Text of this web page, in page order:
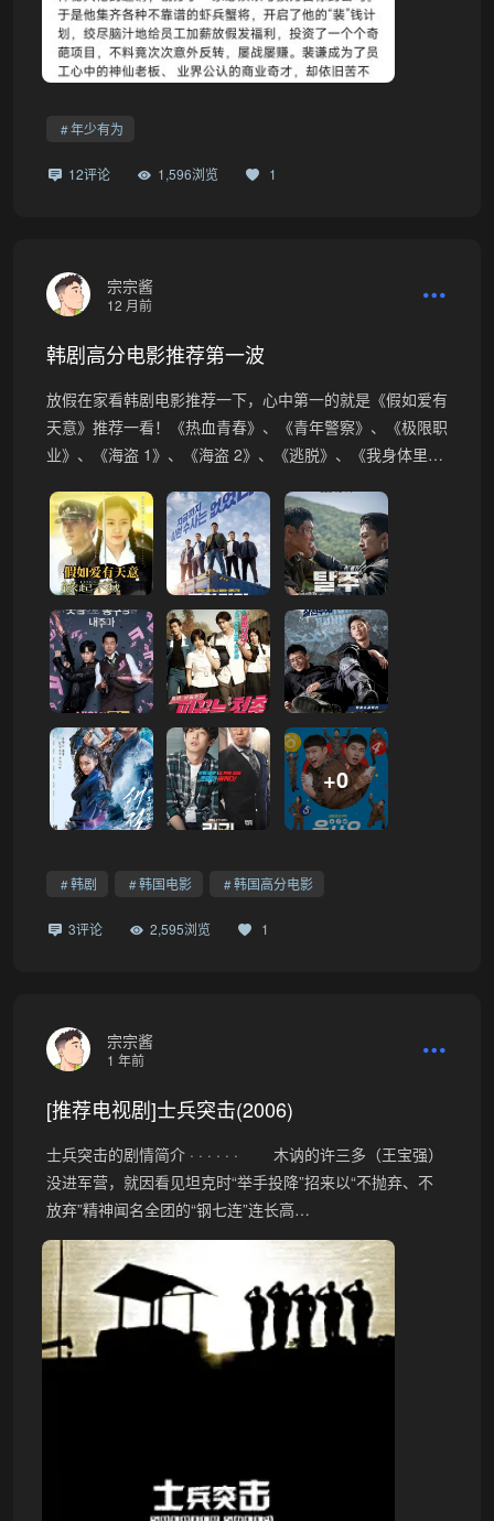
年少有为
12评论 1,596浏览 1
宗宗酱
12 月前
韩剧高分电影推荐第一波
放假在家看韩剧电影推荐一下，​心中第一的就是《假如爱有
天意》推荐一看！《热血青春》、《青年警察》、《极限职
业》、《海盗 1》、《海盗 2》、《逃脱》、《我身体里…
+0
韩剧 韩国电影 韩国高分电影
3评论 2,595浏览 1
宗宗酱
1 年前
[推荐电视剧]士兵突击(2006)
士兵突击的剧情简介 · · · · · · 木讷的许三多（王宝强）
没进军营，就因看见坦克时“举手投降”招来以“不抛弃、不
放弃”精神闻名全团的“钢七连”连长高…